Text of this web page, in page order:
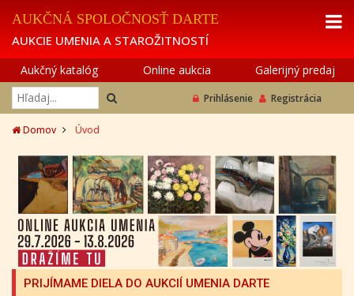
AUKČNÁ SPOLOČNOSŤ DARTE
AUKCIE UMENIA A STAROŽITNOSTÍ
Aukčný katalóg Online aukcia Galerijný predaj
Prihlásenie Registrácia
Domov Úvod
PRIJÍMAME DIELA DO AUKCIÍ UMENIA DARTE